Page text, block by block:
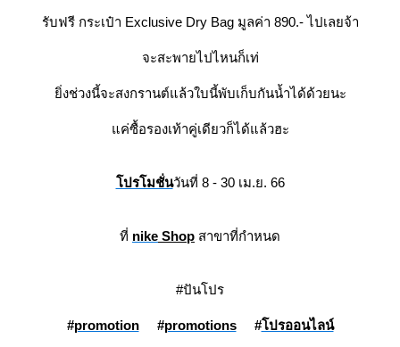
รับฟรี กระเป๋า Exclusive Dry Bag มูลค่า 890.- ไปเลยจ้า
จะสะพายไปไหนก็เท่
ิ่งช่วงนี้จะสงกรานต์แล้วใบนี้พับเก็บกันน้ำได้ด้วยนะ
ค่ซื้อรองเท้าคู่เดียวก็ได้แล้วฮะ
ปรโมชั่นวันที่ 8 - 30 เม.ย. 66
ที่ nike Shop สาขาที่กำหนด
#ปันโปร
#promotion #promotions #ปรออนไลน์